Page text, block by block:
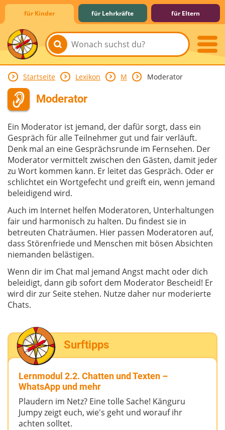
für Kinder für Lehrkräfte für Eltern
Lernen & Schule
Hobby & Freizeit
Spiel & Spaß
Mitreden & Mitmachen
Startseite Lexikon M Moderator
Moderator
Ein Moderator ist jemand, der dafür sorgt, dass ein
Gespräch für alle Teilnehmer gut und fair verläuft.
Denk mal an eine Gesprächsrunde im Fernsehen. Der
Moderator vermittelt zwischen den Gästen, damit jeder
zu Wort kommen kann. Er leitet das Gespräch. Oder er
schlichtet ein Wortgefecht und greift ein, wenn jemand
beleidigend wird.
Auch im Internet helfen Moderatoren, Unterhaltungen
fair und harmonisch zu halten. Du findest sie in
betreuten Chaträumen. Hier passen Moderatoren auf,
dass Störenfriede und Menschen mit bösen Absichten
niemanden belästigen.
Wenn dir im Chat mal jemand Angst macht oder dich
beleidigt, dann gib sofort dem Moderator Bescheid! Er
wird dir zur Seite stehen. Nutze daher nur moderierte
Chats.
Surftipps
Lernmodul 2.2. Chatten und Texten –
WhatsApp und mehr
Plaudern im Netz? Eine tolle Sache! Känguru
Jumpy zeigt euch, wie's geht und worauf ihr
achten solltet.